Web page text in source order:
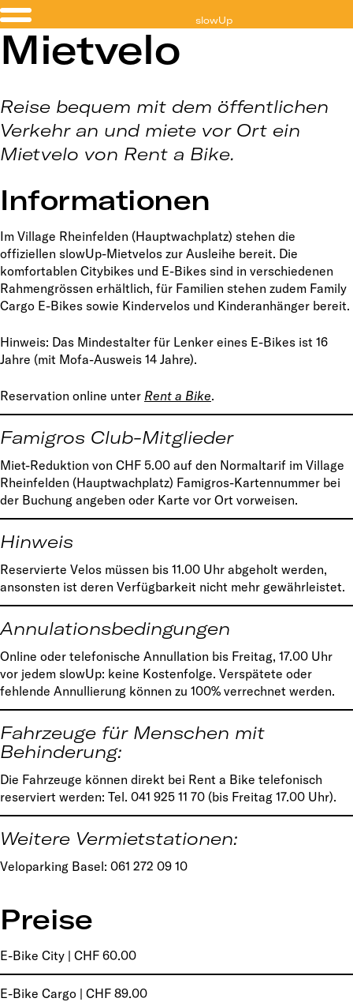
slowUp
Mietvelo
Reise bequem mit dem öffentlichen
Verkehr an und miete vor Ort ein
Mietvelo von Rent a Bike.
Informationen
Im Village Rheinfelden (Hauptwachplatz) stehen die
offiziellen slowUp-Mietvelos zur Ausleihe bereit. Die
komfortablen Citybikes und E-Bikes sind in verschiedenen
Rahmengrössen erhältlich, für Familien stehen zudem Family
Cargo E-Bikes sowie Kindervelos und Kinderanhänger bereit.
Hinweis: Das Mindestalter für Lenker eines E-Bikes ist 16
Jahre (mit Mofa-Ausweis 14 Jahre).
Reservation online unter Rent a Bike.
Famigros Club-Mitglieder
Miet-Reduktion von CHF 5.00 auf den Normaltarif im Village
Rheinfelden (Hauptwachplatz) Famigros-Kartennummer bei
der Buchung angeben oder Karte vor Ort vorweisen.
Hinweis
Reservierte Velos müssen bis 11.00 Uhr abgeholt werden,
ansonsten ist deren Verfügbarkeit nicht mehr gewährleistet.
Annulationsbedingungen
Online oder telefonische Annullation bis Freitag, 17.00 Uhr
vor jedem slowUp: keine Kostenfolge. Verspätete oder
fehlende Annullierung können zu 100% verrechnet werden.
Fahrzeuge für Menschen mit
Behinderung:
Die Fahrzeuge können direkt bei Rent a Bike telefonisch
reserviert werden: Tel. 041 925 11 70 (bis Freitag 17.00 Uhr).
Weitere Vermietstationen:
Veloparking Basel: 061 272 09 10
Preise
E-Bike City | CHF 60.00
E-Bike Cargo | CHF 89.00